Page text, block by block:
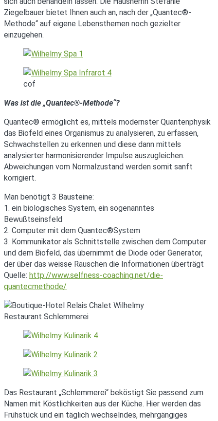
Ziegelbauer bietet Ihnen auch an, nach der „Quantec®-
Methode“ auf eigene Lebensthemen noch gezielter
einzugehen.
cof
Was ist die „Quantec®-Methode“?
Quantec® ermöglicht es, mittels modernster Quantenphysik
das Biofeld eines Organismus zu analysieren, zu erfassen,
Schwachstellen zu erkennen und diese dann mittels
analysierter harmonisierender Impulse auszugleichen.
Abweichungen vom Normalzustand werden somit sanft
korrigiert.
Man benötigt 3 Bausteine:
1. ein biologisches System, ein sogenanntes
Bewußtseinsfeld
2. Computer mit dem Quantec®System
3. Kommunikator als Schnittstelle zwischen dem Computer
und dem Biofeld, das übernimmt die Diode oder Generator,
der über das weisse Rauschen die Informationen überträgt
Quelle: http://www.selfness-coaching.net/die-
quantecmethode/
Restaurant Schlemmerei
Das Restaurant „Schlemmerei“ beköstigt Sie passend zum
Namen mit Köstlichkeiten aus der Küche. Hier werden das
Frühstück und ein täglich wechselndes, mehrgängiges